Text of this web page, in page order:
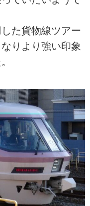
た貨物線ツアー
りより強い印象